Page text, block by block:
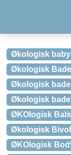
Økologisk
Økologisk
Økologisk
Økologisk
ØKOlogisk
Økologisk
ØKOlogisk